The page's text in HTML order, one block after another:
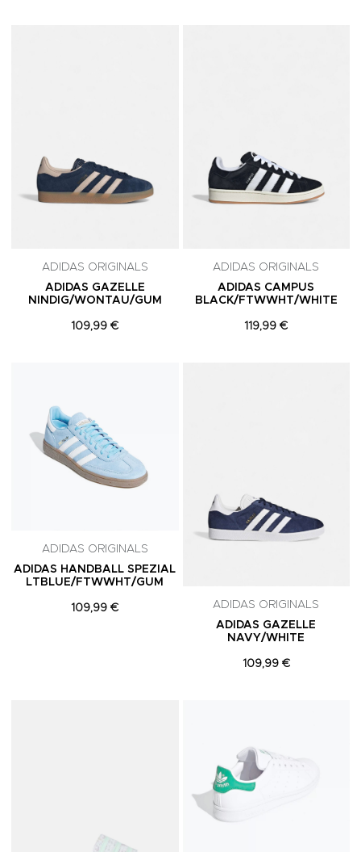
ADIDAS ORIGINALS
ADIDAS GAZELLE
NINDIG/WONTAU/GUM
109,99 €
ADIDAS ORIGINALS
ADIDAS CAMPUS
BLACK/FTWWHT/WHITE
119,99 €
ADIDAS ORIGINALS
ADIDAS HANDBALL SPEZIAL
LTBLUE/FTWWHT/GUM
109,99 €
ADIDAS ORIGINALS
ADIDAS GAZELLE
NAVY/WHITE
109,99 €